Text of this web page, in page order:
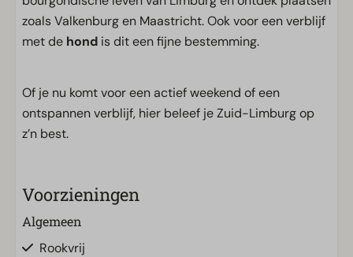
zoals Valkenburg en Maastricht. Ook voor een verblijf
met de hond is dit een fijne bestemming.
Of je nu komt voor een actief weekend of een
ontspannen verblijf, hier beleef je Zuid-Limburg op
z’n best.
Voorzieningen
Algemeen
Rookvrij